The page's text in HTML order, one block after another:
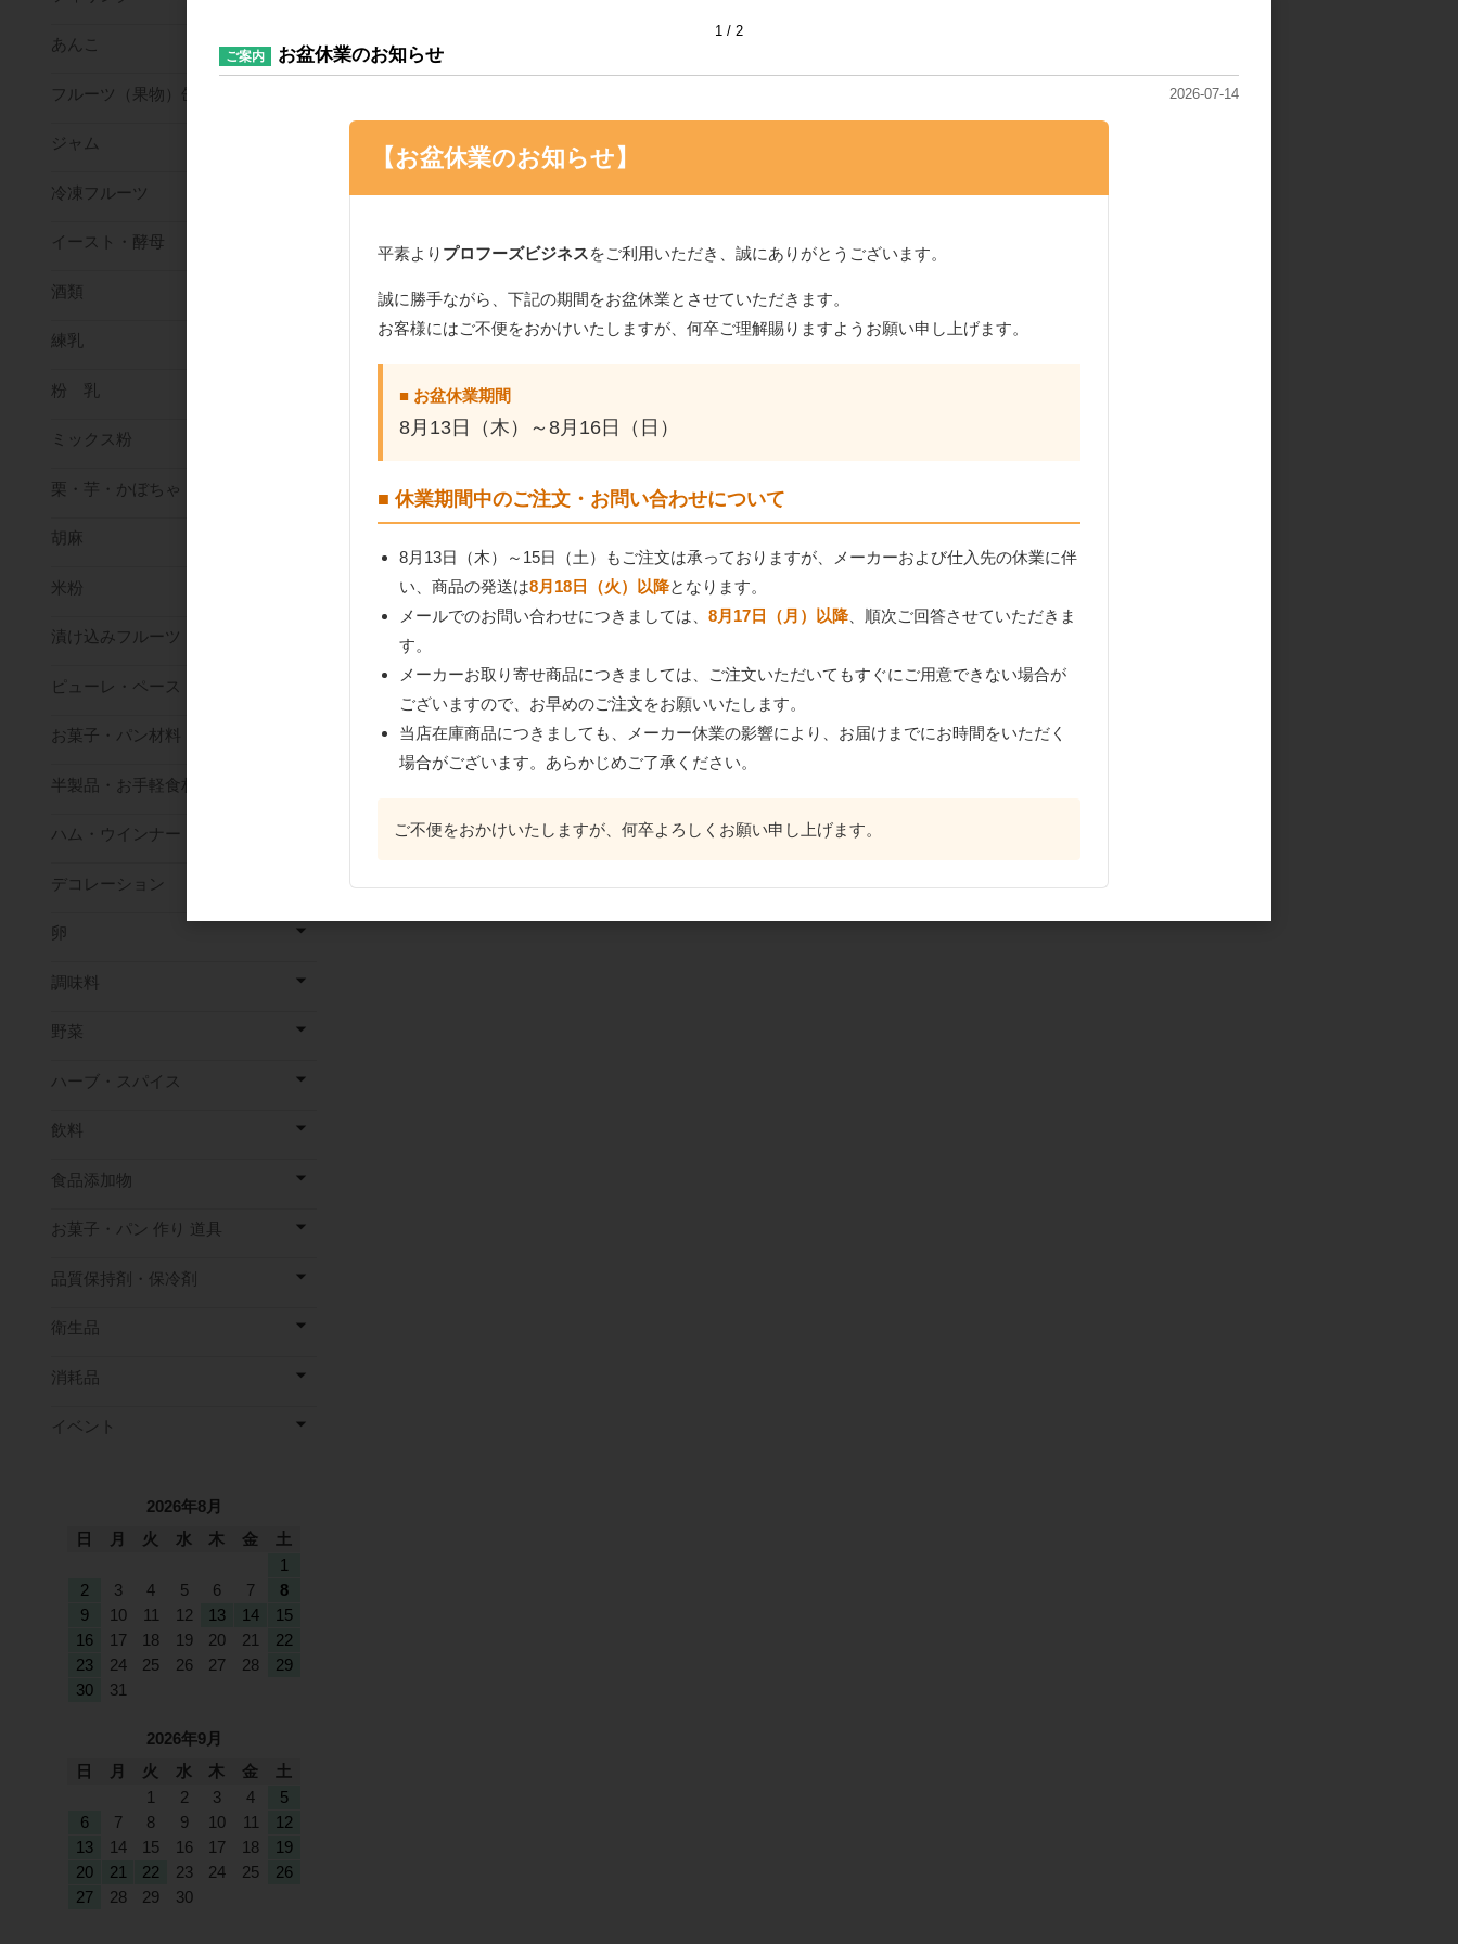
あんこ
フルーツ（果物）缶詰
ジャム
冷凍フルーツ
イースト・酵母
酒類
練乳
粉 乳
ミックス粉
栗・芋・かぼちゃ
胡麻
米粉
漬け込みフルーツ
ピューレ・ペースト
お菓子・パン材料
半製品・お手軽食材
ハム・ウインナー
デコレーション
卵
調味料
野菜
ハーブ・スパイス
飲料
食品添加物
お菓子・パン 作り 道具
品質保持剤・保冷剤
衛生品
消耗品
イベント
2026年8月
日
月 火 水 木 金
土
1
2
3 4 5 6 7
8
9
10 11 12 13 14
15
16
17 18 19 20 21
22
23
24 25 26 27 28
29
30
31
2026年9月
日
月 火 水 木 金
土
1
2 3 4
5
6
7 8 9 10 11
12
13
14 15 16 17 18
19
20
21 22 23 24 25
26
27
28 29 30
1 2
ご案内 お盆休業のお知らせ
2026-07-14
【お盆休業のお知らせ】
平素より プロフーズビジネスをご利用いただき、誠にありがとうございます。
誠に勝手ながら、下記の期間をお盆休業とさせていただきます。
お客様にはご不便をおかけいたしますが、何卒ご理解賜りますようお願い申し上げます。
■ お盆休業期間
8月13日（木）～8月16日（日）
■ 休業期間中のご注文・お問い合わせについて
8月13日（木）～15日（土）もご注文は承っておりますが、メーカーおよび仕入先の休業に伴
い、商品の発送は8月18日（火）以降となります。
メールでのお問い合わせにつきましては、 8月17日（月）以降、順次ご回答させていただきま
す。
メーカーお取り寄せ商品につきましては、ご注文いただいてもすぐにご用意できない場合が
ございますので、お早めのご注文をお願いいたします。
当店在庫商品につきましても、メーカー休業の影響により、お届けまでにお時間をいただく
場合がございます。あらかじめご了承ください。
ご不便をおかけいたしますが、何卒よろしくお願い申し上げます。